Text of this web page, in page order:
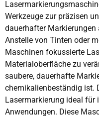
Werkzeuge zur präzisen
dauerhafter
Anstelle von Tinten oder
Maschinen fokussierte
Materialoberfläche zu
saubere, dauerhafte
chemikalienbeständig ist.
Lasermarkierung ideal für
Anwendungen. Diese